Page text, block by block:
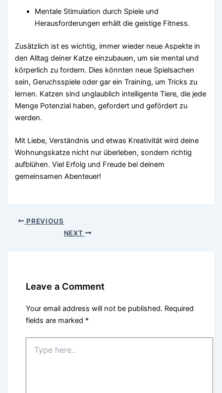
Mentale Stimulation durch Spiele und
Herausforderungen erhält die geistige Fitness.
Zusätzlich ist es wichtig, immer wieder neue Aspekte in
den Alltag deiner Katze einzubauen, um sie mental und
körperlich zu fordern. Dies könnten neue Spielsachen
sein, Geruchsspiele oder gar ein Training, um Tricks zu
lernen. Katzen sind unglaublich intelligente Tiere, die jede
Menge Potenzial haben, gefordert und gefördert zu
werden.
Mit Liebe, Verständnis und etwas Kreativität wird deine
Wohnungskatze nicht nur überleben, sondern richtig
aufblühen. Viel Erfolg und Freude bei deinem
gemeinsamen Abenteuer!
PREVIOUS
NEXT
Leave a Comment
Your email address will not be published. Required
fields are marked *
here..